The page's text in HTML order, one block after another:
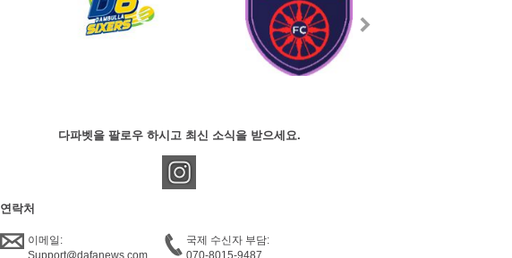
다파벳을 팔로우 하시고 최신 소식을 받으세요.
연락처
이메일:
국제 수신자 부담: